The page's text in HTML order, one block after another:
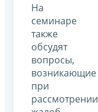
На
семинаре
также
обсудят
вопросы,
возникающие
при
рассмотрении